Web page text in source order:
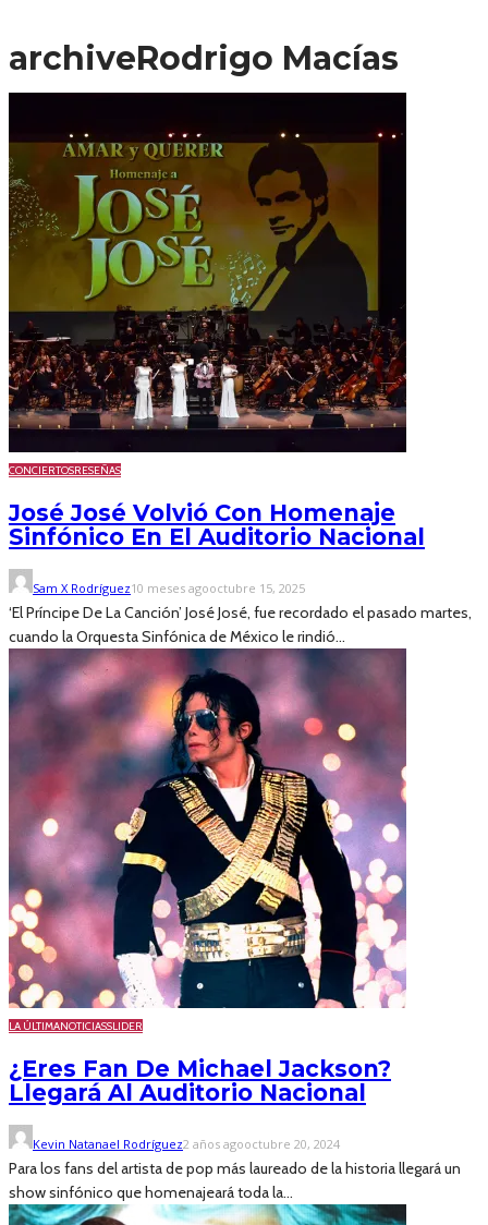
archiveRodrigo Macías
CONCIERTOSRESEÑAS
José José Volvió Con Homenaje
Sinfónico En El Auditorio Nacional
Sam X Rodríguez10 meses agooctubre 15, 2025
‘El Príncipe De La Canción’ José José, fue recordado el pasado martes,
cuando la Orquesta Sinfónica de México le rindió...
LA ÚLTIMANOTICIASSLIDER
¿Eres Fan De Michael Jackson?
Llegará Al Auditorio Nacional
Kevin Natanael Rodríguez2 años agooctubre 20, 2024
Para los fans del artista de pop más laureado de la historia llegará un
show sinfónico que homenajeará toda la...